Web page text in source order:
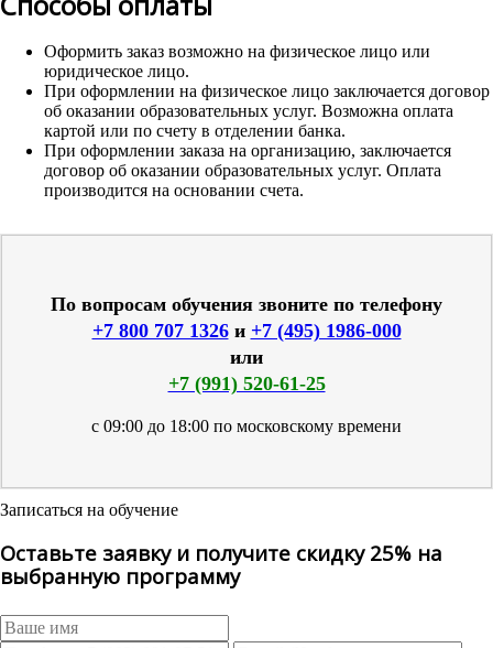
Оформить заказ возможно на физическое лицо или
юридическое лицо.
При оформлении на физическое лицо заключается договор
об оказании образовательных услуг. Возможна оплата
картой или по счету в отделении банка.
При оформлении заказа на организацию, заключается
договор об оказании образовательных услуг. Оплата
производится на основании счета.
По вопросам обучения звоните по телефону
+7 800 707 1326и +7 (495) 1986-000
или
+7 (991) 520-61-25
с 09:00 до 18:00 по московскому времени
Записаться на обучение
Оставьте заявку и получите скидку 25% на
выбранную программу